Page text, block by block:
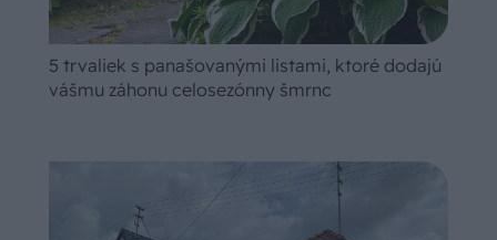
5 trvaliek s panašovanými listami, ktoré dodajú
vášmu záhonu celosezónny šmrnc